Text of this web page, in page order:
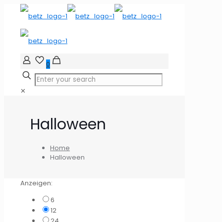
0
✕
Halloween
Home
Halloween
Anzeigen:
6
12